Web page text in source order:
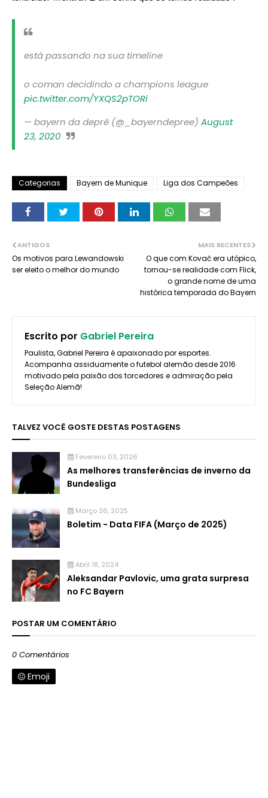
está passando na sua timeline
o coman decidindo a champions league
pic.twitter.com/YXQS2pTORi
— bayern da deprê (@_bayerndepree) August
23, 2020
Categorias Bayern de Munique Liga dos Campeões
MAIS RECENTES
O que com Kovač era utópico,
tornou-se realidade com Flick,
o grande nome de uma
histórica temporada do Bayern
ANTIGOS
Os motivos para Lewandowski
ser eleito o melhor do mundo
Escrito por Gabriel Pereira
Paulista, Gabriel Pereira é apaixonado por esportes.
Acompanha assiduamente o futebol alemão desde 2016
motivado pela paixão dos torcedores e admiração pela
Seleção Alemã!
TALVEZ VOCÊ GOSTE DESTAS POSTAGENS
Fevereiro 03, 2026
As melhores transferências de inverno da
Bundesliga
Março 26, 2025
Boletim - Data FIFA (Março de 2025)
Abril 18, 2024
Aleksandar Pavlovic, uma grata surpresa
no FC Bayern
POSTAR UM COMENTÁRIO
0 Comentários
Emoji